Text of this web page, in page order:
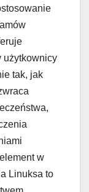
użytkownicy
tak, jak
w
Linuksa to